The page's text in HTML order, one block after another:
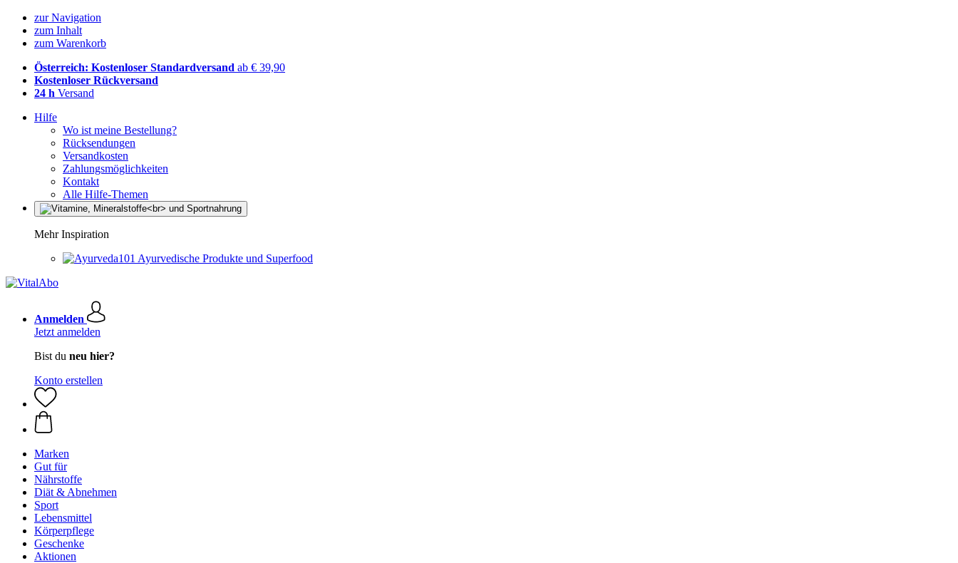
zur Navigation
zum Inhalt
zum Warenkorb
Österreich: Kostenloser Standardversand ab € 39,90
Kostenloser Rückversand
24 h Versand
Hilfe
Wo ist meine Bestellung?
Rücksendungen
Versandkosten
Zahlungsmöglichkeiten
Kontakt
Alle Hilfe-Themen
Mehr Inspiration
Ayurvedische Produkte und Superfood
Anmelden
Jetzt anmelden
Bist du neu hier?
Konto erstellen
Marken
Gut für
Nährstoffe
Diät & Abnehmen
Sport
Lebensmittel
Körperpflege
Geschenke
Aktionen